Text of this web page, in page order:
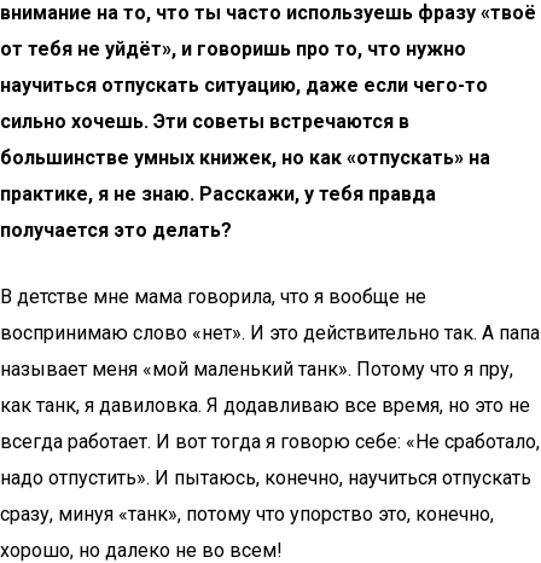
внимание на то, что ты часто используешь фразу «твоё
от тебя не уйдёт», и говоришь про то, что нужно
научиться отпускать ситуацию, даже если чего-то
сильно хочешь. Эти советы встречаются в
большинстве умных книжек, но как «отпускать» на
практике, я не знаю. Расскажи, у тебя правда
получается это делать?
В детстве мне мама говорила, что я вообще не
воспринимаю слово «нет». И это действительно так. А папа
называет меня «мой маленький танк». Потому что я пру,
как танк, я давиловка. Я додавливаю все время, но это не
всегда работает. И вот тогда я говорю себе: «Не сработало,
надо отпустить». И пытаюсь, конечно, научиться отпускать
сразу, минуя «танк», потому что упорство это, конечно,
хорошо, но далеко не во всем!